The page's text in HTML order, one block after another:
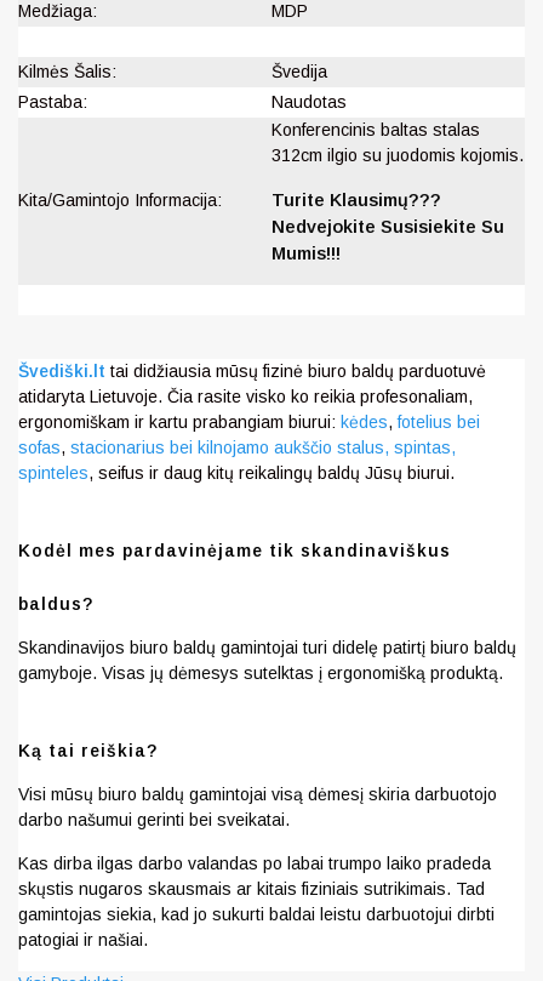
Medžiaga:
MDP
Kilmės Šalis:
Švedija
Pastaba:
Naudotas
Kita/Gamintojo Informacija:
Konferencinis baltas stalas
312cm ilgio su juodomis kojomis.
Turite Klausimų???
Nedvejokite Susisiekite Su
Mumis!!!
Švediški.lt tai didžiausia mūsų fizinė biuro baldų parduotuvė
atidaryta Lietuvoje. Čia rasite visko ko reikia profesonaliam,
ergonomiškam ir kartu prabangiam biurui: kėdes,fotelius bei
sofas, stacionarius bei kilnojamo aukščio stalus, spintas,
spinteles, seifus ir daug kitų reikalingų baldų Jūsų biurui.
Kodėl mes pardavinėjame tik skandinaviškus
baldus?
Skandinavijos biuro baldų gamintojai turi didelę patirtį biuro baldų
gamyboje. Visas jų dėmesys sutelktas į ergonomišką produktą.
Ką tai reiškia?
Visi mūsų biuro baldų gamintojai visą dėmesį skiria darbuotojo
darbo našumui gerinti bei sveikatai.
Kas dirba ilgas darbo valandas po labai trumpo laiko pradeda
skųstis nugaros skausmais ar kitais fiziniais sutrikimais. Tad
gamintojas siekia, kad jo sukurti baldai leistu darbuotojui dirbti
patogiai ir našiai.